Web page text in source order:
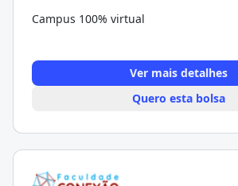
Campus 100% virtual
Ver mais detalhes
Quero esta bolsa